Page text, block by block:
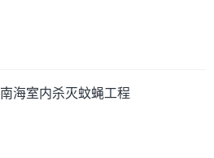
南海室内杀灭蚊蝇工程